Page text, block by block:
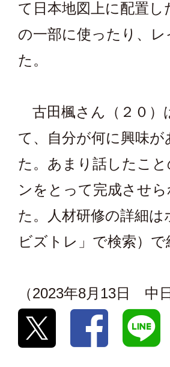
て日本地図上に配置
の一部に使ったり、
た。
古田楓さん（２０）
て、自分が何に興味
た。あまり話したこ
ンをとって完成させ
た。人材研修の詳細
ビズトレ」で検索）で
（2023年8月13日 中